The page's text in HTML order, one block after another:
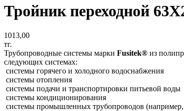
Тройник переходной
1013,00
тг.
Трубопроводные системы марки Fusitek® из
следующих системах:
системы горячего и холодного водоснабжения
системы отопления
системы подачи и транспортировки питьевой воды
системы кондиционирования
системы промышленных трубопроводов (например,